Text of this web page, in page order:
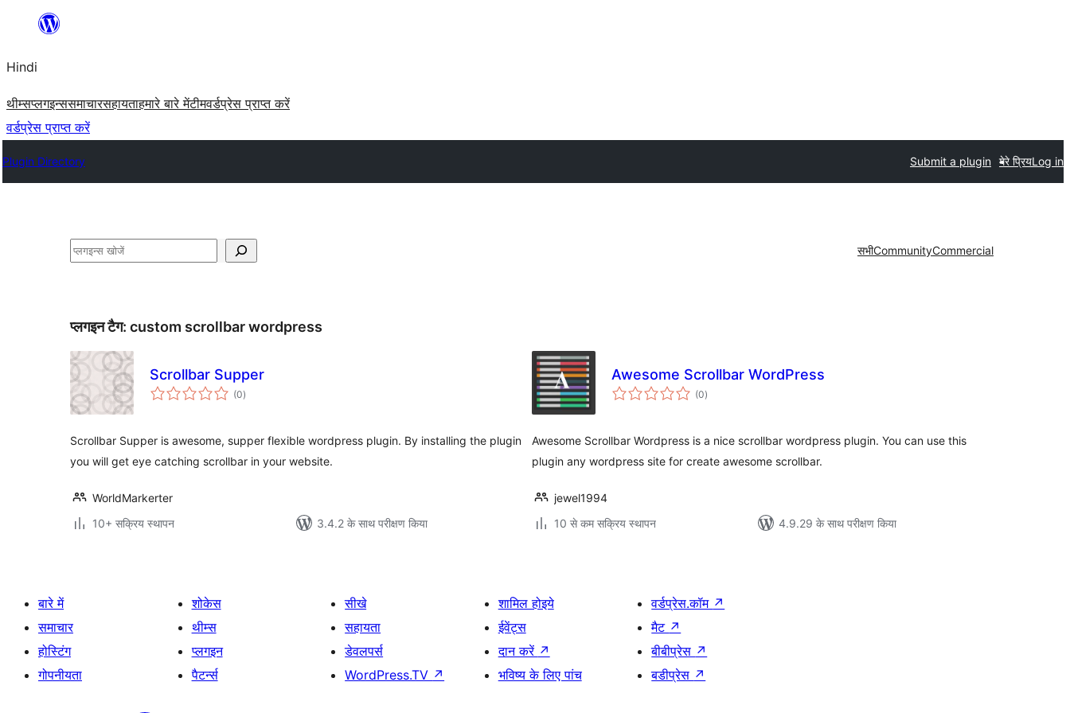
सामग्री
जाएं
Hindi
थीम्सप्लगइन्ससमाचारसहायताहमारे बारे मेंटीमवर्डप्रेस प्राप्त करें
वर्डप्रेस प्राप्त करें
Plugin Directory Submit a plugin मेरे प्रियLog in
खोजें सभीCommunityCommercial
प्लगइन टैग: custom scrollbar wordpress
Scrollbar Supper
(0कुल
दर)
Scrollbar Supper is awesome, supper flexible wordpress plugin. By installing the plugin
you will get eye catching scrollbar in your website.
WorldMarkerter
10+ सक्रिय स्थापन
3.4.2 के साथ परीक्षण किया
Awesome Scrollbar WordPress
(0कुल
दर)
Awesome Scrollbar Wordpress is a nice scrollbar wordpress plugin. You can use this
plugin any wordpress site for create awesome scrollbar.
jewel1994
10 से कम सक्रिय स्थापन
4.9.29 के साथ परीक्षण किया
बारे में
समाचार
होस्टिंग
गोपनीयता
शोकेस
थीम्स
प्लगइन
पैटर्न्स
सीखे
सहायता
डेवलपर्स
WordPress.TV ↗
शामिल होइये
ईवेंट्स
दान करें ↗
भविष्य के लिए पांच
वर्डप्रेस.कॉम ↗
मैट ↗
बीबीप्रेस ↗
बडीप्रेस ↗